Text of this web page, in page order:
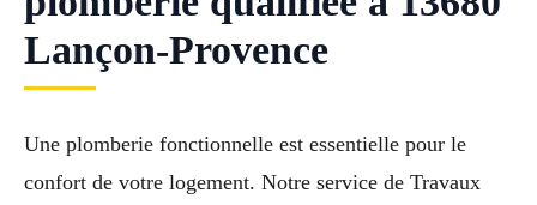
Lançon-Provence
Une plomberie fonctionnelle est essentielle pour le
confort de votre logement. Notre service de Travaux